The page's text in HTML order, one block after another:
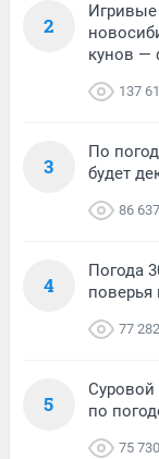
2
кунов —
137
3
По
будет
86 637
4
Погода
77 282
5
Суровой
по
75 730